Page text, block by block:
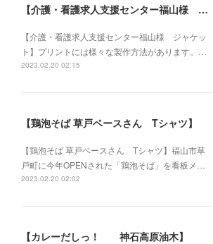
【介護・看護求人支援センター福山様 ジャケット】
【介護・看護求人支援センター福山様 ジャケッ
ト】プリントには様々な製作方法があります。…
2023.02.20 02:15
【鶏泡そば 草戸ベースさん Tシャツ】
【鶏泡そば 草戸ベースさん Tシャツ】福山市草
戸町に今年OPENされた「鶏泡そば」を看板メ…
2023.02.20 02:02
【カレーだしっ！ 神石高原油木】